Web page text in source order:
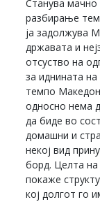
Станува мачно
разбирање
ја задолжува
државата и
отсуство на
за иднината
темпо
односно нема
да биде во
домашни и
некој вид
борд. Целта на
покаже
кој долгот го